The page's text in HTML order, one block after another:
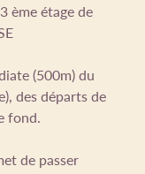
ème étage de
(500m) du
des départs de
fond.
de passer